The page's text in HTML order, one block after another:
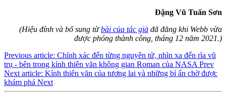
Đặng Vũ Tuấn Sơn
(Hiệu đính và bổ sung từbài của tác giả đã đăng khi Webb vừa
được phóng thành công, tháng 12 năm 2021.)
Previous article: Chính xác đến từng nguyên tử, nhìn xa đến rìa vũ
trụ - bên trong kính thiên văn không gian Roman của NASA Prev
Next article: Kính thiên văn của tương lai và những bí ẩn chờ được
khám phá Next